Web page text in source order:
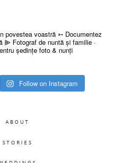
povestea voastră ➳ Documentez
⫸ Fotograf de nuntă și familie ·
ședințe foto & nunți
Follow on Instagram
ABOUT
STORIES